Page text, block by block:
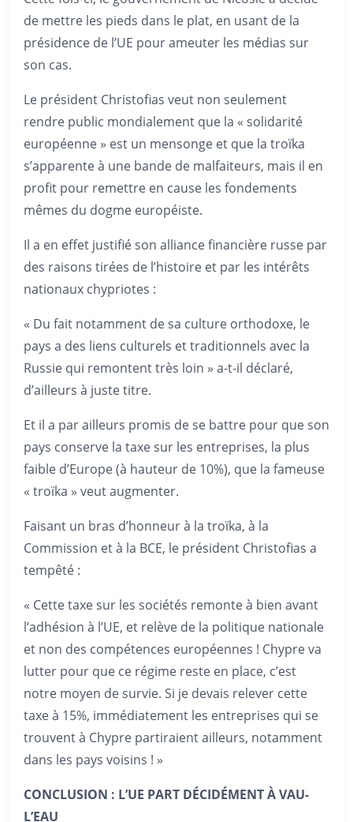
de mettre les pieds dans le plat, en usant de la
présidence de l’UE pour ameuter les médias sur
son cas.
Le président Christofias veut non seulement
rendre public mondialement que la « solidarité
européenne » est un mensonge et que la troïka
s’apparente à une bande de malfaiteurs, mais il en
profit pour remettre en cause les fondements
mêmes du dogme européiste.
Il a en effet justifié son alliance financière russe par
des raisons tirées de l’histoire et par les intérêts
nationaux chypriotes :
« Du fait notamment de sa culture orthodoxe, le
pays a des liens culturels et traditionnels avec la
Russie qui remontent très loin » a-t-il déclaré,
d’ailleurs à juste titre.
Et il a par ailleurs promis de se battre pour que son
pays conserve la taxe sur les entreprises, la plus
faible d’Europe (à hauteur de 10%), que la fameuse
« troïka » veut augmenter.
Faisant un bras d’honneur à la troïka, à la
Commission et à la BCE, le président Christofias a
tempêté :
« Cette taxe sur les sociétés remonte à bien avant
l’adhésion à l’UE, et relève de la politique nationale
et non des compétences européennes ! Chypre va
lutter pour que ce régime reste en place, c’est
notre moyen de survie. Si je devais relever cette
taxe à 15%, immédiatement les entreprises qui se
trouvent à Chypre partiraient ailleurs, notamment
dans les pays voisins ! »
CONCLUSION : L’UE PART DÉCIDÉMENT À VAU-
L’EAU